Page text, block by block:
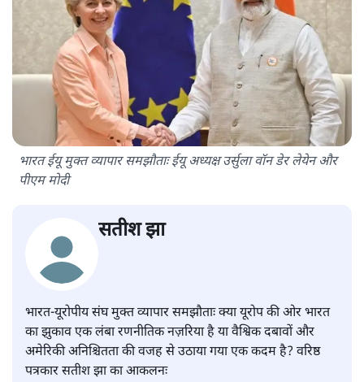
भारत ईयू मुक्त व्यापार समझौताः ईयू अध्यक्ष उर्सुला वॉन डेर लेयेन और
पीएम मोदी
सतीश झा
भारत-यूरोपीय संघ मुक्त व्यापार समझौताः क्या यूरोप की ओर भारत
का झुकाव एक लंबा रणनीतिक नज़रिया है या वैश्विक दबावों और
अमेरिकी अनिश्चितता की वजह से उठाया गया एक कदम है? वरिष्ठ
पत्रकार सतीश झा का आकलनः